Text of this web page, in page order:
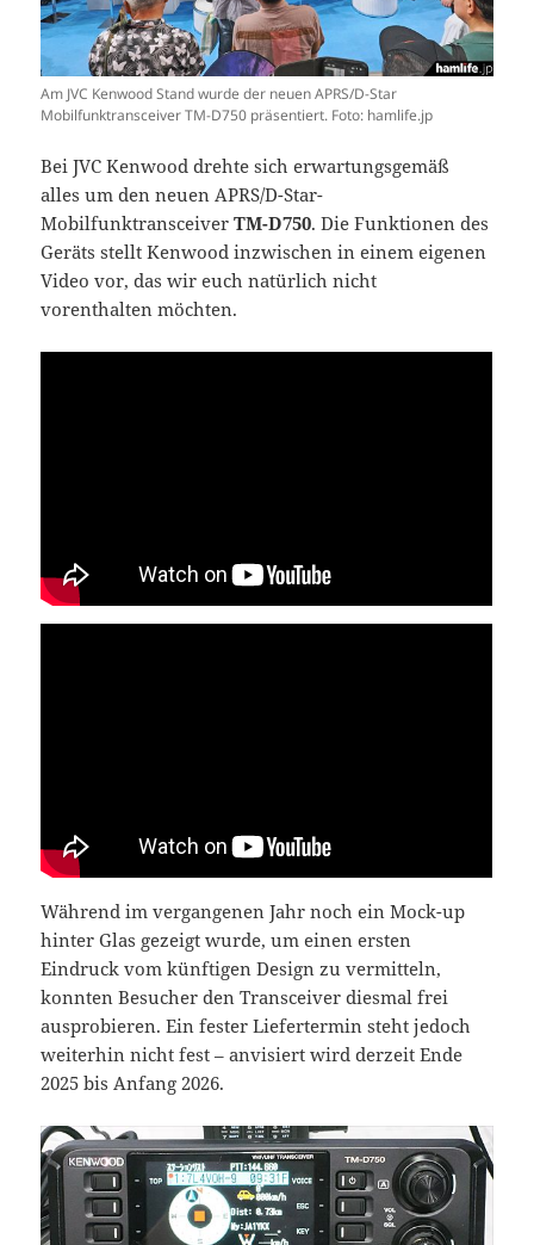
Am JVC Kenwood Stand wurde der neuen APRS/D-Star
Mobilfunktransceiver TM-D750 präsentiert. Foto: hamlife.jp
Bei JVC Kenwood drehte sich erwartungsgemäß
alles um den neuen APRS/D-Star-
MobilfunktransceiverTM-D750. Die Funktionen des
Geräts stellt Kenwood inzwischen in einem eigenen
Video vor, das wir euch natürlich nicht
vorenthalten möchten.
Während im vergangenen Jahr noch ein Mock-up
hinter Glas gezeigt wurde, um einen ersten
Eindruck vom künftigen Design zu vermitteln,
konnten Besucher den Transceiver diesmal frei
ausprobieren. Ein fester Liefertermin steht jedoch
weiterhin nicht fest – anvisiert wird derzeit Ende
2025 bis Anfang 2026.